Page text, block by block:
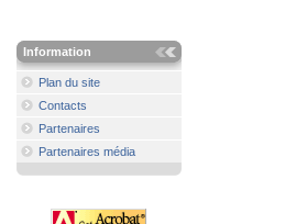
Information
Plan du site
Contacts
Partenaires
Partenaires média